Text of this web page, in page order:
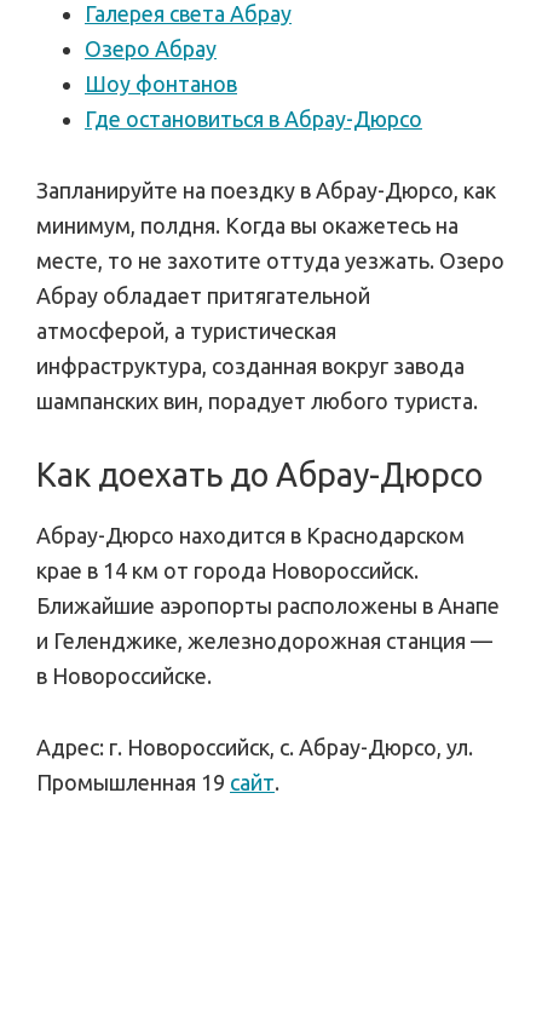
Галерея света Абрау
Озеро Абрау
Шоу фонтанов
Где остановиться в Абрау-Дюрсо
Запланируйте на поездку в Абрау-Дюрсо, как
минимум, полдня. Когда вы окажетесь на
месте, то не захотите оттуда уезжать. Озеро
Абрау обладает притягательной
атмосферой, а туристическая
инфраструктура, созданная вокруг завода
шампанских вин, порадует любого туриста.
Как доехать до Абрау-Дюрсо
Абрау-Дюрсо находится в Краснодарском
крае в 14 км от города Новороссийск.
Ближайшие аэропорты расположены в Анапе
и Геленджике, железнодорожная станция —
в Новороссийске.
Адрес: г. Новороссийск, с. Абрау-Дюрсо, ул.
Промышленная 19 сайт.